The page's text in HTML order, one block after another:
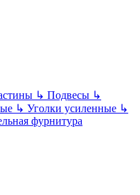
↳ Подвесы ↳
↳ Уголки усиленные ↳
фурнитура